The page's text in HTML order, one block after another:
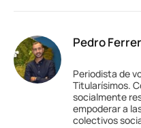
Pedro
Periodista de
Titularísimos.
socialmente
empoderar a
colectivos